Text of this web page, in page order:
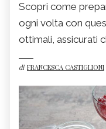
Scopri come
ogni volta con
ottimali, assicurati
di FRANCESCA CASTIGLIONI